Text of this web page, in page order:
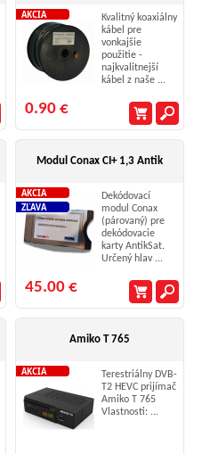
AKCIA
Kvalitný koaxiálny
kábel pre
vonkajšie
použitie -
najkvalitnejší
kábel z naše ...
0.90 €
Modul Conax CI+ 1,3 Antik
AKCIA
ZĽAVA
Dekódovací
modul Conax
(párovaný) pre
dekódovacie
karty AntikSat.
Určený hlav ...
45.00 €
Amiko T 765
AKCIA
Terestriálny DVB-
T2 HEVC prijímač
Amiko T 765
Vlastnosti: ...